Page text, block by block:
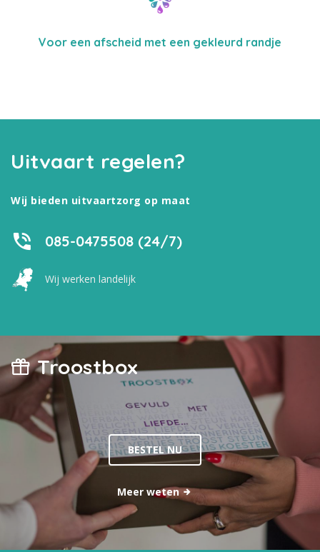
Voor een afscheid met een gekleurd randje
Uitvaart regelen?
Wij bieden uitvaartzorg op maat
085-0475508 (24/7)
Wij werken landelijk
Troostbox
BESTEL NU
Meer weten